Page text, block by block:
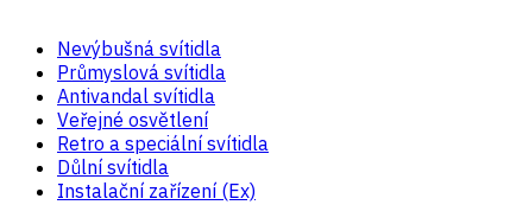
Nevýbušná svítidla
Průmyslová svítidla
Antivandal svítidla
Veřejné osvětlení
Retro a speciální svítidla
Důlní svítidla
Instalační zařízení (Ex)